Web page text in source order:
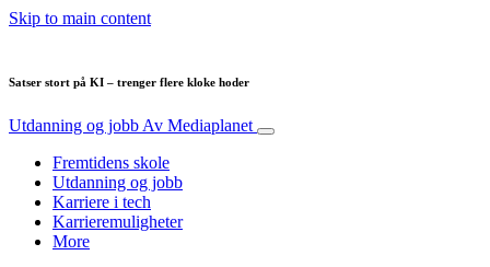
Skip to main content
Satser stort på KI – trenger flere kloke hoder
Utdanning og jobb Av Mediaplanet
Fremtidens skole
Utdanning og jobb
Karriere i tech
Karrieremuligheter
More